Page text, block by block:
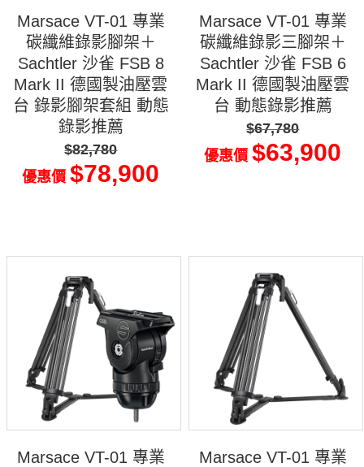
Marsace VT-01 專業
碳纖維錄影腳架＋
Sachtler 沙雀 FSB 8
Mark II 德國製油壓雲
台 錄影腳架套組 動態
錄影推薦
$82,780
優惠價$78,900
Marsace VT-01 專業
碳纖維錄影三腳架＋
Sachtler 沙雀 FSB 6
Mark II 德國製油壓雲
台 動態錄影推薦
$67,780
優惠價$63,900
Marsace VT-01 專業
Marsace VT-01 專業